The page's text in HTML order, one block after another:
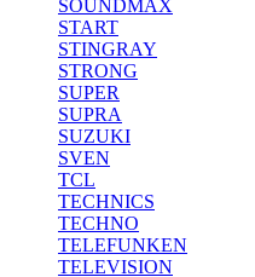
SOUNDMAX
START
STINGRAY
STRONG
SUPER
SUPRA
SUZUKI
SVEN
TCL
TECHNICS
TECHNO
TELEFUNKEN
TELEVISION